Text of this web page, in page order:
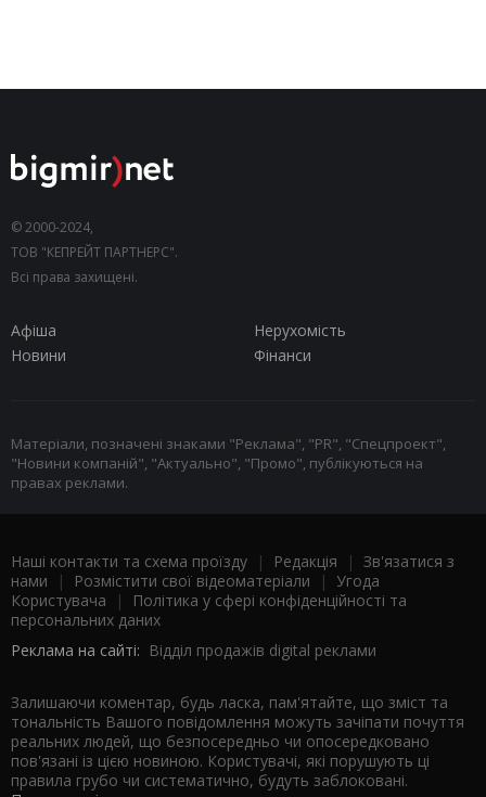
© 2000-2024,
ТОВ "КЕПРЕЙТ ПАРТНЕРС".
Всі права захищені.
Афіша
Нерухомість
Новини
Фінанси
Матеріали, позначені знаками "Реклама", "PR", "Спецпроект",
"Новини компаній", "Актуально", "Промо", публікуються на
правах реклами.
Наші контакти та схема проїзду | Редакція | Зв'язатися з
нами | Розмістити свої відеоматеріали | Угода
Користувача |
Політика у сфері конфіденційності та
персональних даних
Реклама на сайті: Відділ продажів digital реклами
Залишаючи коментар, будь ласка, пам'ятайте, що зміст та
тональність Вашого повідомлення можуть зачіпати почуття
реальних людей, що безпосередньо чи опосередковано
пов'язані із цією новиною. Користувачі, які порушують ці
правила грубо чи систематично, будуть заблоковані.